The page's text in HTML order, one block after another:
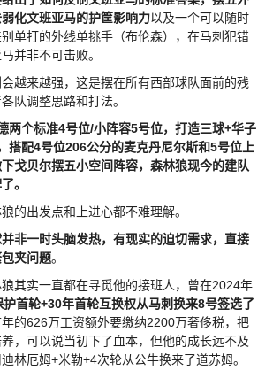
化文班亚马的护筐影响力以及一个可以随时
单打的外线单挑手（布伦森），在马刺犯错
并非不可击败。
来越强，这是摆在所有西部球队面前的残
队调整思路和打法。
两个标准4号位/小阵容5号位，打造三球+华子
搭配4号位206公分的麦克丹尼尔斯和5号位上
戈贝尔摆五小空间阵容，森林狼现今的建队
。
出发点和上进心都不难理解。
非一时头脑发热，有现实的迫切需求，直接
夹问题。
实一直都在寻觅他的接班人，曾在2024年
首轮+30年首轮互换权从马刺换来8号签选了
的626万工资额外要缴纳2200万奢侈税，把
，可以说当初下了血本，但他的成长远不及
林厄姆+米勒+4次轮从公牛换来了道苏姆。